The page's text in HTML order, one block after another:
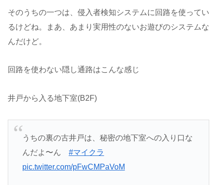
そのうちの一つは、侵入者検知システムに回路を使ってい
るけどね。まあ、あまり実用性のないお遊びのシステムな
んだけど。
回路を使わない隠し通路はこんな感じ
井戸から入る地下室(B2F)
うちの裏の古井戸は、秘密の地下室への入り口な
んだよ〜ん #マイクラ
pic.twitter.com/pFwCMPaVoM